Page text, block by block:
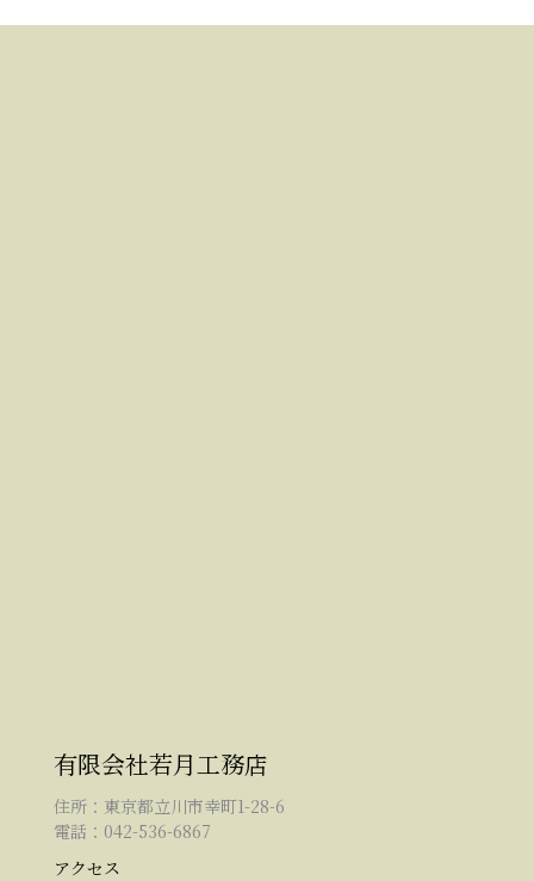
有限会社若月工務店
住所：東京都立川市幸町1-28-6
電話：042-536-6867
アクセス